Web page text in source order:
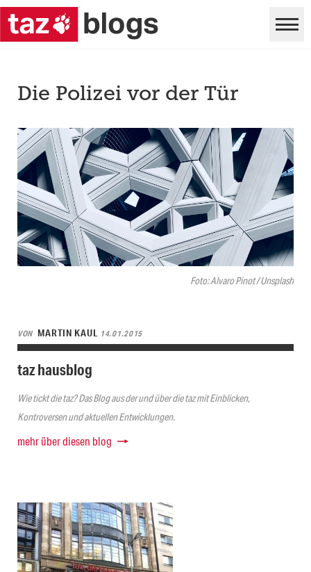
Foto: Alvaro Pinot / Unsplash
Die Polizei vor der Tür
VON MARTIN KAUL 14.01.2015
taz hausblog
Wie tickt die taz? Das Blog aus der und über die taz mit Einblicken,
Kontroversen und aktuellen Entwicklungen.
mehr über diesen blog